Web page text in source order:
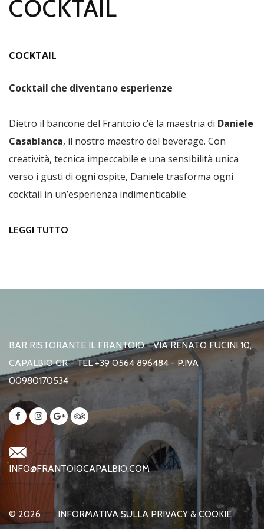
COCKTAIL
COCKTAIL
Cocktail che diventano esperienze
Dietro il bancone del Frantoio c’è la maestria di Daniele
Casablanca, il nostro maestro del beverage. Con
creatività, tecnica impeccabile e una sensibilità unica
verso i gusti di ogni ospite, Daniele trasforma ogni
cocktail in un’esperienza indimenticabile.
LEGGI TUTTO
BAR RISTORANTE IL FRANTOIO - VIA RENATO FUCINI 10,
CAPALBIO GR - TEL +39 0564 896484 - P.IVA
00980170534
INFO@FRANTOIOCAPALBIO.COM
© 2026
INFORMATIVA SULLA PRIVACY & COOKIE